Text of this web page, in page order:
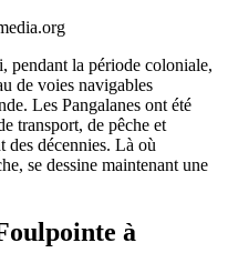
pendant la période coloniale,
de voies navigables
Les Pangalanes ont été
transport, de pêche et
des décennies. Là où
se dessine maintenant une
à